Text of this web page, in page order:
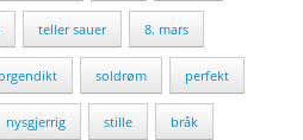
teller sauer 8. mars
soldrøm perfekt
nysgjerrig stille bråk